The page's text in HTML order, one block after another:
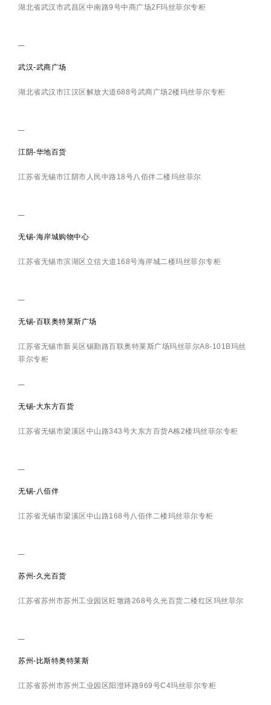
湖北省武汉市武昌区中南路9号中商广场2F玛丝菲尔专柜
武汉-武商广场
湖北省武汉市江汉区解放大道688号武商广场2楼玛丝菲尔专柜
江阴-华地百货
江苏省无锡市江阴市人民中路18号八佰伴二楼玛丝菲尔
无锡-海岸城购物中心
江苏省无锡市滨湖区立信大道168号海岸城二楼玛丝菲尔专柜
无锡-百联奥特莱斯广场
江苏省无锡市新吴区锡勤路百联奥特莱斯广场玛丝菲尔A8-101B玛丝
菲尔专柜
无锡-大东方百货
江苏省无锡市梁溪区中山路343号大东方百货A栋2楼玛丝菲尔专柜
无锡-八佰伴
江苏省无锡市梁溪区中山路168号八佰伴二楼玛丝菲尔专柜
苏州-久光百货
江苏省苏州市苏州工业园区旺墩路268号久光百货二楼红区玛丝菲尔
苏州-比斯特奥特莱斯
江苏省苏州市苏州工业园区阳澄环路969号C4玛丝菲尔专柜